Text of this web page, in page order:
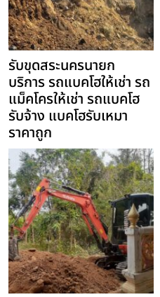
รับขุดสระนครนายก
บริการ รถแบคโฮให้เช่า รถ
แม็คโครให้เช่า รถแบคโฮ
รับจ้าง แบคโฮรับเหมา
ราคาถูก